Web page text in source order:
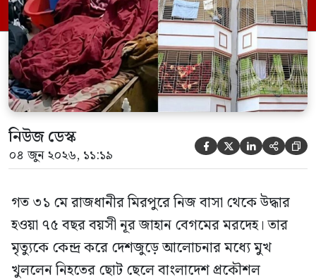
মিথ্যা বলে দাবি করেছেন। বুধবার (৩ জুন)
গণমাধ্যমে দেওয়া বক্তব্যে তিনি এই […]
নিউজ ডেস্ক
০৪ জুন ২০২৬, ১১:১৯     
গত ৩১ মে রাজধানীর মিরপুরে নিজ বাসা থেকে উদ্ধার
হওয়া ৭৫ বছর বয়সী নূর জাহান বেগমের মরদেহ। তার
মৃত্যুকে কেন্দ্র করে দেশজুড়ে আলোচনার মধ্যে মুখ
খুললেন নিহতের ছোট ছেলে বাংলাদেশ প্রকৌশল